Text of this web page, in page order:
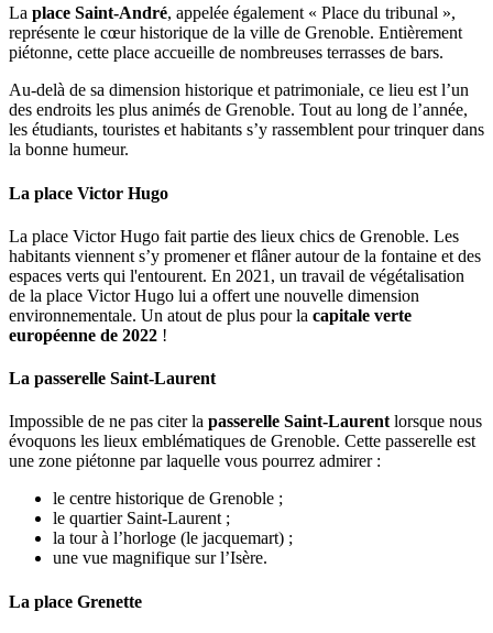
La place Saint-André, appelée également « Place du tribunal »,
représente le cœur historique de la ville de Grenoble. Entièrement
piétonne, cette place accueille de nombreuses terrasses de bars.
Au-delà de sa dimension historique et patrimoniale, ce lieu est l’un
des endroits les plus animés de Grenoble. Tout au long de l’année,
les étudiants, touristes et habitants s’y rassemblent pour trinquer dans
la bonne humeur.
La place Victor Hugo
La place Victor Hugo fait partie des lieux chics de Grenoble. Les
habitants viennent s’y promener et flâner autour de la fontaine et des
espaces verts qui l'entourent. En 2021, un travail de végétalisation
de la place Victor Hugo lui a offert une nouvelle dimension
environnementale. Un atout de plus pour la capitale verte
européenne de 2022 !
La passerelle Saint-Laurent
Impossible de ne pas citer la passerelle Saint-Laurent lorsque nous
évoquons les lieux emblématiques de Grenoble. Cette passerelle est
une zone piétonne par laquelle vous pourrez admirer :
le centre historique de Grenoble ;
le quartier Saint-Laurent ;
la tour à l’horloge (le jacquemart) ;
une vue magnifique sur l’Isère.
La place Grenette